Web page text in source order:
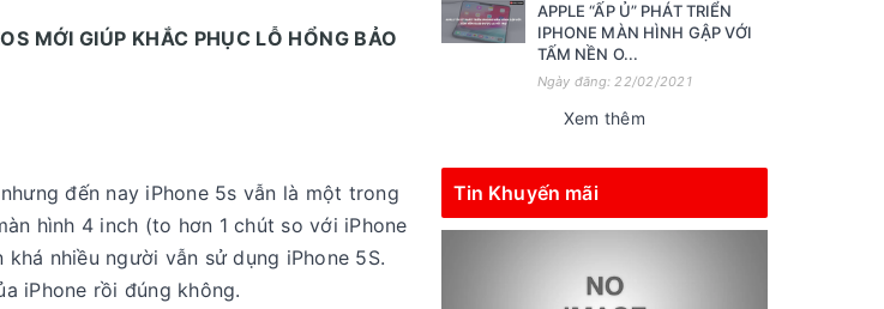
MỚI GIÚP KHẮC PHỤC LỖ HỔNG BẢO
đến nay iPhone 5s vẫn là một trong
hình 4 inch (to hơn 1 chút so với iPhone
nhiều người vẫn sử dụng iPhone 5S.
iPhone rồi đúng không.
APPLE “ẤP Ủ” PHÁT TRIỂN
IPHONE MÀN HÌNH GẬP VỚI
TẤM NỀN O...
Ngày đăng: 22/02/2021
Xem thêm
Tin Khuyến mãi